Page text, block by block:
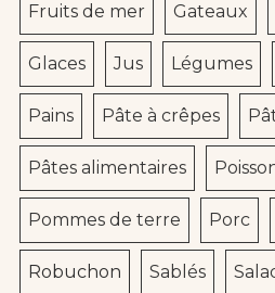
Fruits de mer Gateaux
Glaces Jus Légumes
Pains Pâte à crêpes
Pâtes alimentaires
Pommes de terre Porc
Robuchon Sablés